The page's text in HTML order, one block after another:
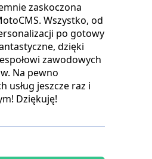
zaskoczona
Wszystko, od
po gotowy
dzięki
zawodowych
Na pewno
usług jeszcze raz i
Dziękuję!